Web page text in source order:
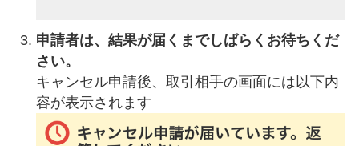
申請者は、結果が届くまでしばらくお待ちくだ
さい。
キャンセル申請後、取引相手の画面には以下内
容が表示されます